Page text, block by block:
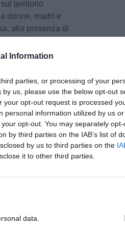
Information
parties, or processing of your
us, please use the below opt-out
opt-out request is processed
personal information utilized by us
opt-out. You may separately
by third parties on the IAB’s list of
by us to third parties on the
it to other third parties.
data.
territorio
donne, madri e
alla presenza di
anni non fosse
compiuto –
Marzio
per
coloro che
hanno
persone più
un punto di